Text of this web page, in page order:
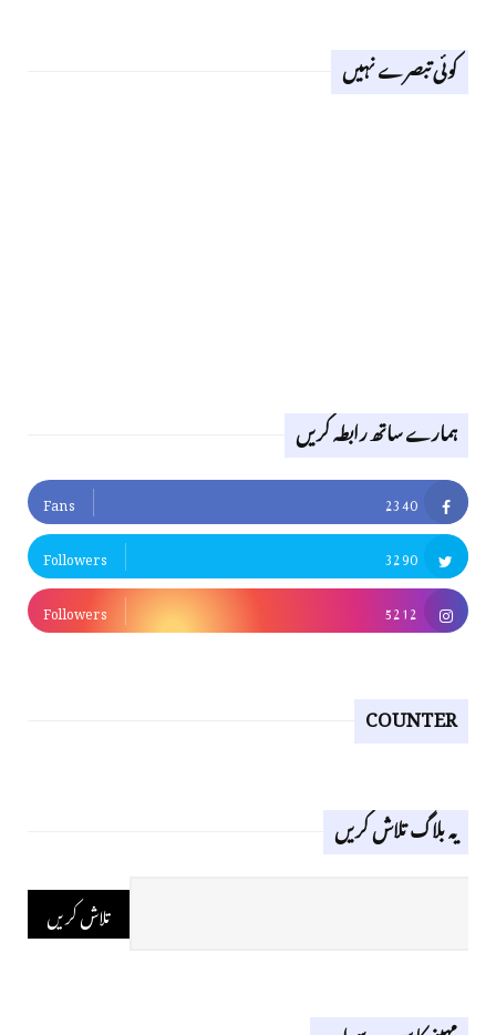
کوئی تبصرے نہیں
ہمارے ساتھ رابطہ کریں
2340
Fans
3290
Followers
5212
Followers
COUNTER
یہ بلاگ تلاش کریں